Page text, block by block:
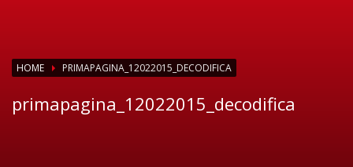
HOME PRIMAPAGINA_12022015_DECODIFICA
primapagina_12022015_decodifica